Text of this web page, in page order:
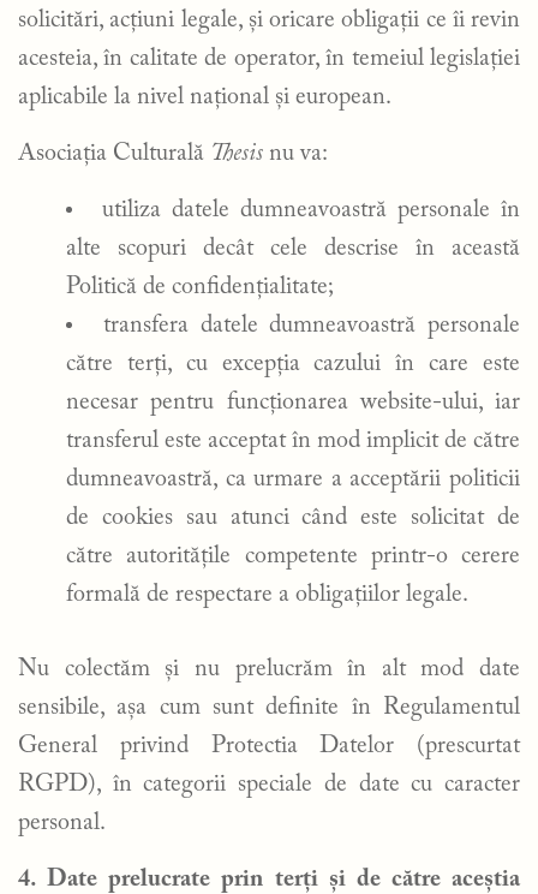
solicitări, acțiuni legale, și oricare obligații ce îi revin
acesteia, în calitate de operator, în temeiul legislației
aplicabile la nivel național și european.
Asociația Culturală Thesis nu va:
utiliza datele dumneavoastră personale în
alte scopuri decât cele descrise în această
Politică de confidențialitate;
transfera datele dumneavoastră personale
către terți, cu excepția cazului în care este
necesar pentru funcționarea website-ului, iar
transferul este acceptat în mod implicit de către
dumneavoastră, ca urmare a acceptării politicii
de cookies sau atunci când este solicitat de
către autoritățile competente printr-o cerere
formală de respectare a obligațiilor legale.
Nu colectăm și nu prelucrăm în alt mod date
sensibile, așa cum sunt definite în Regulamentul
General privind Protectia Datelor (prescurtat
RGPD), în categorii speciale de date cu caracter
personal.
4. Date prelucrate prin terți și de către aceștia